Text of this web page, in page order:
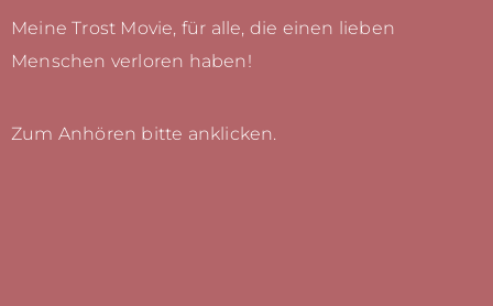
Meine Trost Movie, für alle, die einen lieben
Menschen verloren haben!
Zum Anhören bitte anklicken.